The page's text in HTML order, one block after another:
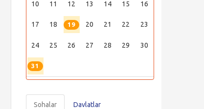
10 11 12 13 14 15 16
17 18 19 20 21 22 23
24 25 26 27 28 29 30
31
Sohalar Davlatlar